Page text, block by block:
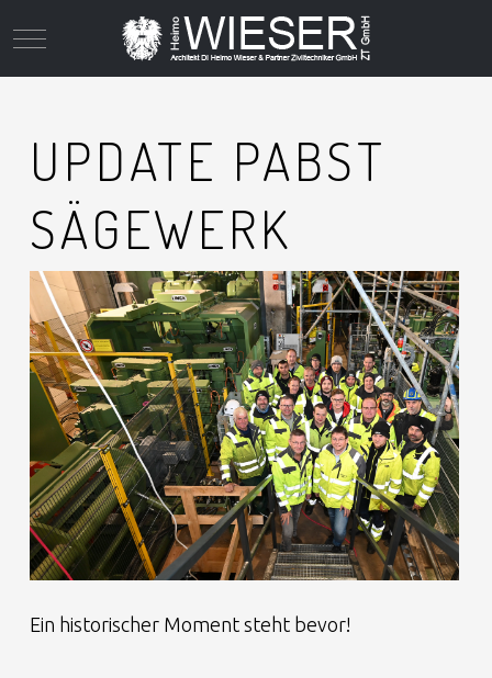
Mobile Menu Toggle
UPDATE PABST
SÄGEWERK
Ein historischer Moment steht bevor!